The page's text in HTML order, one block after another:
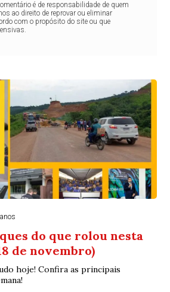
é de responsabilidade de quem
ao direito de reprovar ou eliminar
com o propósito do site ou que
do que rolou nesta
de novembro)
hoje! Confira as principais